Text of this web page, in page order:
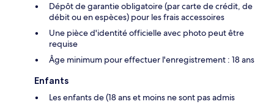
Dépôt de garantie obligatoire (par carte de crédit, de
débit ou en espèces) pour les frais accessoires
Une pièce d'identité officielle avec photo peut être
requise
Âge minimum pour effectuer l'enregistrement : 18 ans
Enfants
Les enfants de (18 ans et moins ne sont pas admis